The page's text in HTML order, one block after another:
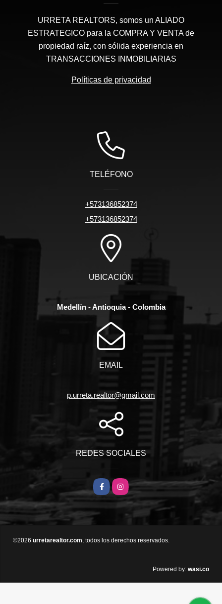
URRETA REALTORS, somos un ALIADO
ESTRATEGICO para la COMPRA Y VENTA de
propiedad raíz, con sólida experiencia en
TRANSACCIONES INMOBILIARIAS
Políticas de privacidad
TELÉFONO
+573136852374
+573136852374
UBICACIÓN
Medellín - Antioquia - Colombia
EMAIL
p.urreta.realtor@gmail.com
REDES SOCIALES
FacebookInstagram
©2026 urretarealtor.com, todos los derechos reservados.
Powered by: wasi.co